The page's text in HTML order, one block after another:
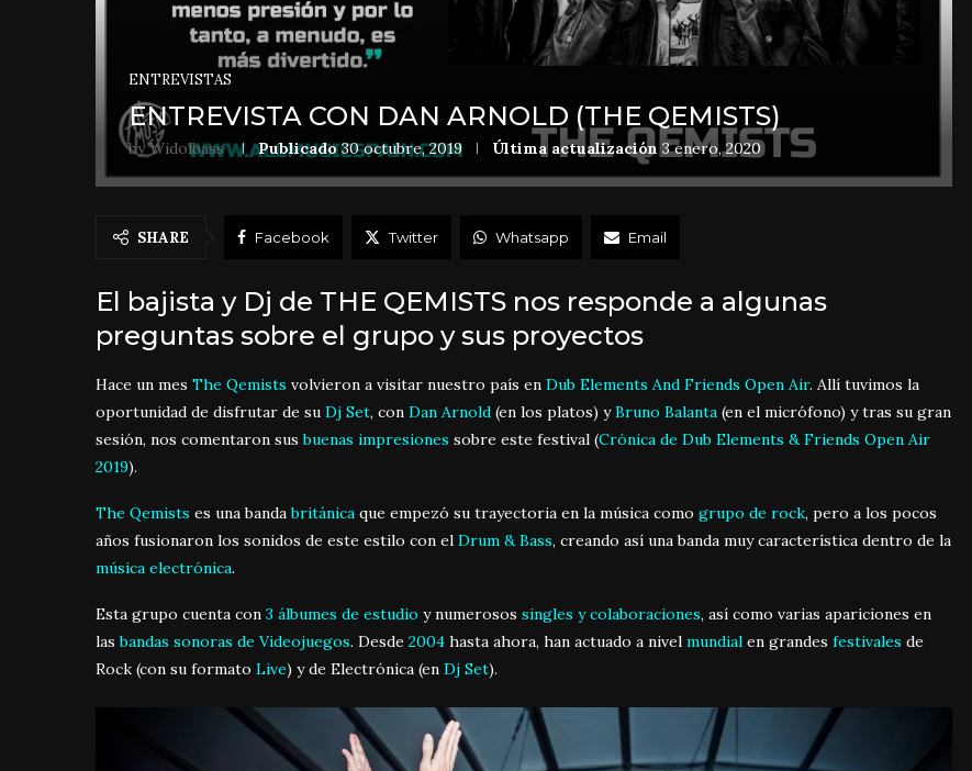
ENTREVISTAS
ENTREVISTA CON DAN ARNOLD (THE QEMISTS)
byWidolbass Publicado 30 octubre, 2019 Última actualización 3 enero, 2020
SHARE Facebook Twitter Whatsapp Email
El bajista y Dj de THE QEMISTS nos responde a algunas
preguntas sobre el grupo y sus proyectos
Hace un mes The Qemists volvieron a visitar nuestro país en Dub Elements And Friends Open Air. Allí tuvimos la
oportunidad de disfrutar de su Dj Set, con Dan Arnold (en los platos) yBruno Balanta (en el micrófono) y tras su gran
sesión, nos comentaron susbuenas impresiones sobre este festival (Crónica de Dub Elements & Friends Open Air
2019).
The Qemists es una bandabritánica que empezó su trayectoria en la música como grupo de rock, pero a los pocos
años fusionaron los sonidos de este estilo con el Drum & Bass, creando así una banda muy característica dentro de la
música electrónica.
Esta grupo cuenta con 3 álbumes de estudio y numerosos singles y colaboraciones, así como varias apariciones en
lasbandas sonoras de Videojuegos. Desde 2004 hasta ahora, han actuado a nivel mundial en grandes festivales de
Rock (con su formato Live) y de Electrónica (en Dj Set).